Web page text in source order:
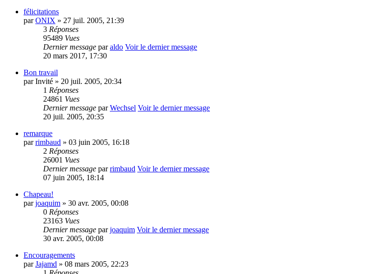
félicitations
parONIX » 27 juil. 2005, 21:39
3 Réponses
95489 Vues
Dernier message paraldo Voir le dernier message
20 mars 2017, 17:30
Bon travail
parInvité » 20 juil. 2005, 20:34
1 Réponses
24861 Vues
Dernier message parWechsel Voir le dernier message
20 juil. 2005, 20:35
remarque
parrimbaud » 03 juin 2005, 16:18
2 Réponses
26001 Vues
Dernier message parrimbaud Voir le dernier message
07 juin 2005, 18:14
Chapeau!
parjoaquim » 30 avr. 2005, 00:08
0 Réponses
23163 Vues
Dernier message parjoaquim Voir le dernier message
30 avr. 2005, 00:08
Encouragements
parJajamd » 08 mars 2005, 22:23